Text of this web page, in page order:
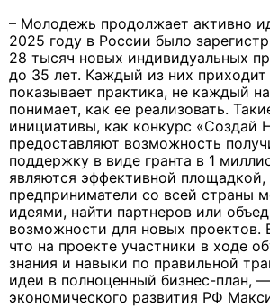
– Молодежь продолжает активно
2025 году в России было
28 тысяч новых индивидуальных
до 35 лет. Каждый из них приходит
показывает практика, не каждый
понимает, как ее реализовать.
инициативы, как конкурс «Создай
предоставляют возможность
поддержку в виде гранта в 1
являются эффективной
предприниматели со всей страны
идеями, найти партнеров или
возможности для новых проектов.
что на проекте участники в ходе
знания и навыки по правильной
идеи в полноценный бизнес-план,
экономического развития РФ